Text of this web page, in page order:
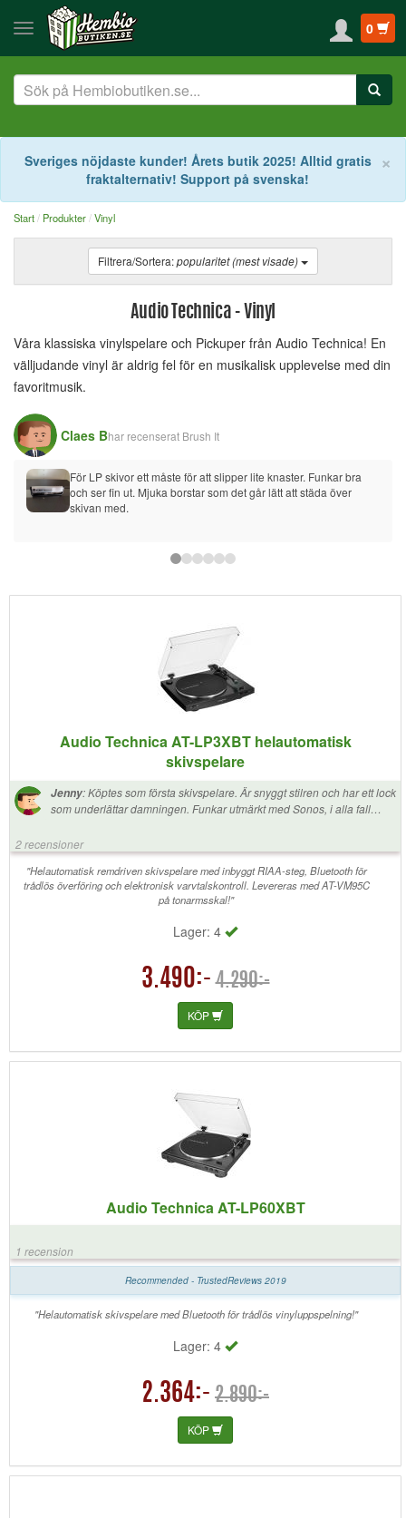
0
×
Sveriges nöjdaste kunder! Årets butik 2025! Alltid gratis
fraktalternativ! Support på svenska!
Start Produkter Vinyl
Filtrera/Sortera:popularitet (mest visade)
Audio Technica - Vinyl
Våra klassiska vinylspelare och Pickuper från Audio Technica! En
välljudande vinyl är aldrig fel för en musikalisk upplevelse med din
favoritmusik.
Claes Bhar recenserat Brush It
För LP skivor ett måste för att slipper lite knaster. Funkar bra
och ser fin ut. Mjuka borstar som det går lätt att städa över
skivan med.
Audio Technica AT-LP3XBT helautomatisk
skivspelare
Jenny:Köptes som första skivspelare. Är snyggt stilren och har ett lock
som underlättar damningen. Funkar utmärkt med Sonos, i alla fall
2 recensioner
"Helautomatisk remdriven skivspelare med inbyggt RIAA-steg, Bluetooth för
trådlös överföring och elektronisk varvtalskontroll. Levereras med AT-VM95C
på tonarmsskal!"
Lager: 4
3.490:- 4.290:-
KÖP
Audio Technica AT-LP60XBT
1 recension
Recommended - TrustedReviews 2019
"Helautomatisk skivspelare med Bluetooth för trådlös vinyluppspelning!"
Lager: 4
2.364:- 2.890:-
KÖP